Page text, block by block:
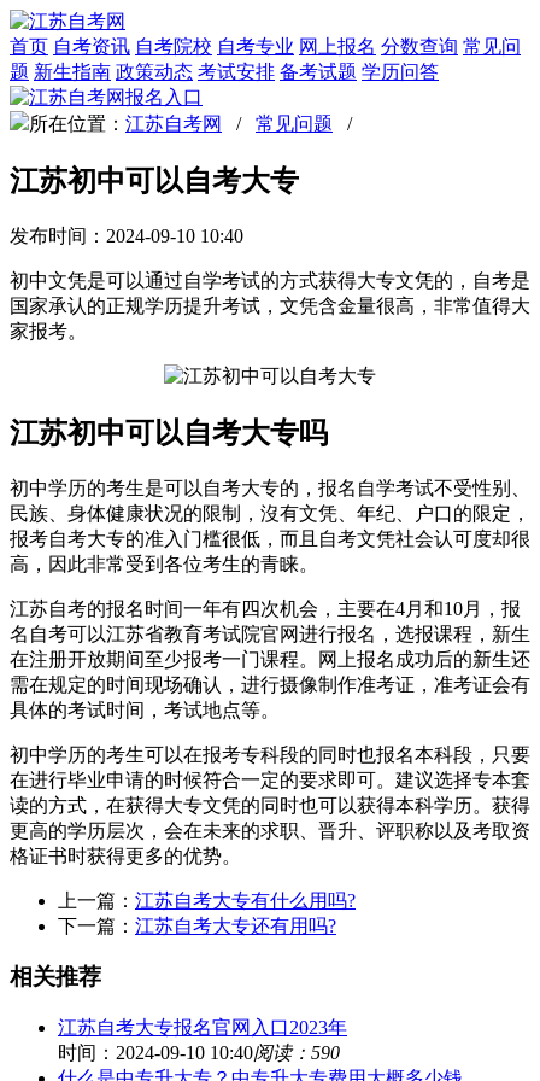
首页 自考资讯 自考院校 自考专业 网上报名 分数查询 常见问
题 新生指南 政策动态 考试安排 备考试题 学历问答
所在位置： 江苏自考网 / 常见问题 /
江苏初中可以自考大专
发布时间：2024-09-10 10:40
初中文凭是可以通过自学考试的方式获得大专文凭的，自考是
国家承认的正规学历提升考试，文凭含金量很高，非常值得大
家报考。
江苏初中可以自考大专吗
初中学历的考生是可以自考大专的，报名自学考试不受性别、
民族、身体健康状况的限制，沒有文凭、年纪、户口的限定，
报考自考大专的准入门槛很低，而且自考文凭社会认可度却很
高，因此非常受到各位考生的青睐。
江苏自考的报名时间一年有四次机会，主要在4月和10月，报
名自考可以江苏省教育考试院官网进行报名，选报课程，新生
在注册开放期间至少报考一门课程。网上报名成功后的新生还
需在规定的时间现场确认，进行摄像制作准考证，准考证会有
具体的考试时间，考试地点等。
初中学历的考生可以在报考专科段的同时也报名本科段，只要
在进行毕业申请的时候符合一定的要求即可。建议选择专本套
读的方式，在获得大专文凭的同时也可以获得本科学历。获得
更高的学历层次，会在未来的求职、晋升、评职称以及考取资
格证书时获得更多的优势。
上一篇： 江苏自考大专有什么用吗?
下一篇： 江苏自考大专还有用吗?
相关推荐
江苏自考大专报名官网入口2023年
时间：2024-09-10 10:40阅读：590